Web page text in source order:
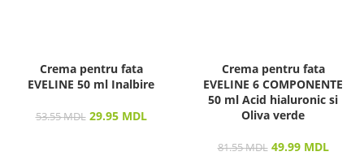
Crema pentru fata
EVELINE 50 ml Inalbire
53.55MDL 29.95 MDL
Crema pentru fata
EVELINE 6 COMPONENTE
50 ml Acid hialuronic si
Oliva verde
81.55MDL 49.99 MDL